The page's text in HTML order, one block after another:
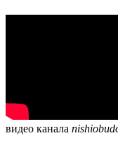
видео канала